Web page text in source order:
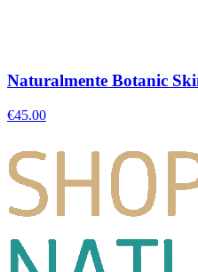
Naturalmente Botanic
€45.00